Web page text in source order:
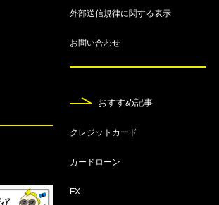
おすすめ16選！人気比較ランキン
無料のおすすめクレジットカード1
外部送信規律に関する表示
お問い合わせ
おすすめ記事
クレジットカード
カードローン
FX